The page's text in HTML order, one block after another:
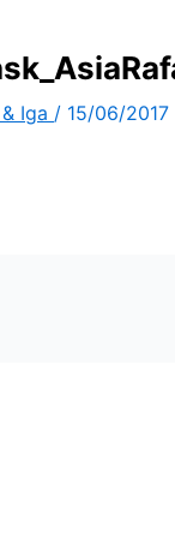
Iga / 15/06/2017